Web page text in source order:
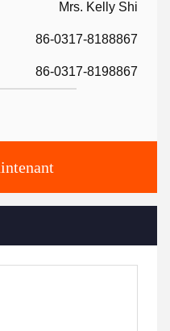
Mrs. Kelly Shi
86-0317-8188867
86-0317-8198867